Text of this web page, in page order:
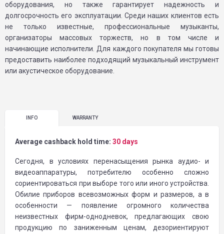
оборудования, но также гарантирует надежность и
долгосрочность его эксплуатации. Среди наших клиентов есть
не только известные, профессиональные музыканты,
организаторы массовых торжеств, но в том числе и
начинающие исполнители. Для каждого покупателя мы готовы
предоставить наиболее подходящий музыкальный инструмент
или акустическое оборудование.
INFO WARRANTY
Average cashback hold time: 30 days
Сегодня, в условиях перенасыщения рынка аудио- и
видеоаппаратуры, потребителю особенно сложно
сориентироваться при выборе того или иного устройства.
Обилие приборов всевозможных форм и размеров, а в
особенности — появление огромного количества
неизвестных фирм-однодневок, предлагающих свою
продукцию по заниженным ценам, дезориентируют